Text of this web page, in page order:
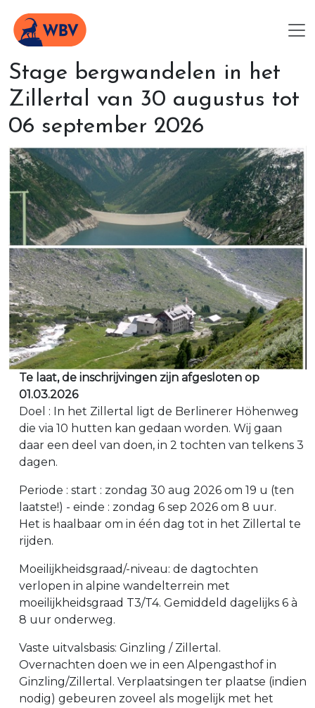
Stage bergwandelen in het
Zillertal van 30 augustus tot
06 september 2026
Te laat, de inschrijvingen zijn afgesloten op
01.03.2026
Doel : In het Zillertal ligt de Berlinerer Höhenweg
die via 10 hutten kan gedaan worden. Wij gaan
daar een deel van doen, in 2 tochten van telkens 3
dagen.
Periode : start : zondag 30 aug 2026 om 19 u (ten
laatste!) - einde : zondag 6 sep 2026 om 8 uur.
Het is haalbaar om in één dag tot in het Zillertal te
rijden.
Moeilijkheidsgraad/-niveau: de dagtochten
verlopen in alpine wandelterrein met
moeilijkheidsgraad T3/T4. Gemiddeld dagelijks 6 à
8 uur onderweg.
Vaste uitvalsbasis: Ginzling / Zillertal.
Overnachten doen we in een Alpengasthof in
Ginzling/Zillertal. Verplaatsingen ter plaatse (indien
nodig) gebeuren zoveel als mogelijk met het